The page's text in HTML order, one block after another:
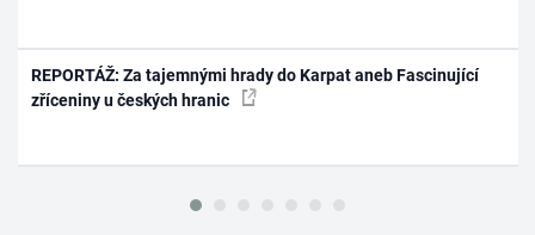
REPORTÁŽ: Za tajemnými hrady do Karpat aneb Fascinující
zříceniny u českých hranic